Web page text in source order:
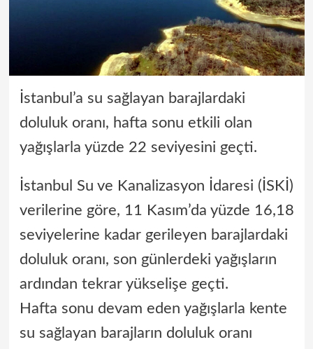
İstanbul’a su sağlayan barajlardaki
doluluk oranı, hafta sonu etkili olan
yağışlarla yüzde 22 seviyesini geçti.
İstanbul Su ve Kanalizasyon İdaresi (İSKİ)
verilerine göre, 11 Kasım’da yüzde 16,18
seviyelerine kadar gerileyen barajlardaki
doluluk oranı, son günlerdeki yağışların
ardından tekrar yükselişe geçti.
Hafta sonu devam eden yağışlarla kente
su sağlayan barajların doluluk oranı